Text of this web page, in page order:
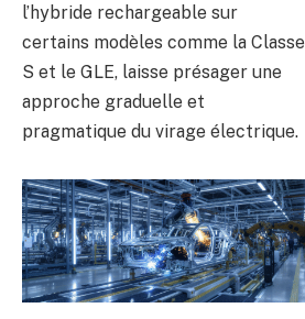
l’hybride rechargeable sur
certains modèles comme la Classe
S et le GLE, laisse présager une
approche graduelle et
pragmatique du virage électrique.